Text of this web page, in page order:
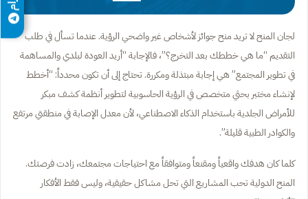
لجان المنح لا تريد منح جوائز لأشخاص غير واضحي الرؤية. عندما تسأل في طلب
التقديم “ما هي خططك بعد التخرج؟”، فالإجابة “أريد العودة لبلدي والمساهمة
في تطوير المجتمع” هي إجابة مبتذلة ومكررة. تحتاج إلى أن تكون محدداً: “أخطط
لإنشاء مختبر بحثي متخصص في الرؤية الحاسوبية لتطوير أنظمة كشف مبكر
للأمراض الجلدية باستخدام الذكاء الاصطناعي، لأن معدل الإصابة في منطقتي مرتفع
والكوادر الطبية قليلة”.
كلما كان هدفك واقعياً ومقنعاً ومتوافقاً مع احتياجات مجتمعك، زادت فرصتك.
المنح الدولية تحب المشاريع التي تحل مشاكل حقيقية، وليس فقط الأفكار